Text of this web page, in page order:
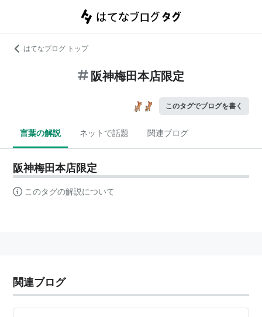
はてなブログ トップ
阪神梅田本店限定
このタグでブログを書く
言葉の解説 ネットで話題 関連ブログ
阪神梅田本店限定
このタグの解説について
関連ブログ